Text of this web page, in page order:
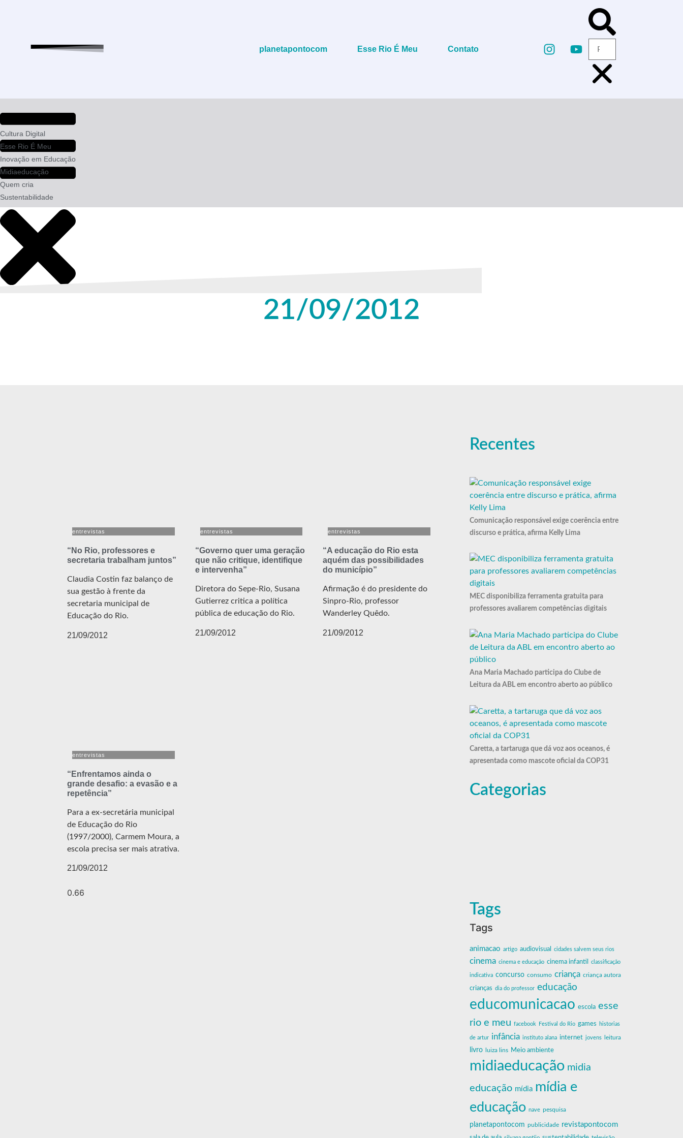
planetapontocom Esse Rio É Meu Contato
Cultura Digital
Esse Rio É Meu
Inovação em Educação
Midiaeducação
Quem cria
Sustentabilidade
21/09/2012
entrevistas
“No Rio, professores e
secretaria trabalham juntos”
Claudia Costin faz balanço de
sua gestão à frente da
secretaria municipal de
Educação do Rio.
21/09/2012
entrevistas
“Governo quer uma geração
que não critique, identifique
e intervenha”
Diretora do Sepe-Rio, Susana
Gutierrez critica a política
pública de educação do Rio.
21/09/2012
entrevistas
“A educação do Rio esta
aquém das possibilidades
do município”
Afirmação é do presidente do
Sinpro-Rio, professor
Wanderley Quêdo.
21/09/2012
entrevistas
“Enfrentamos ainda o
grande desafio: a evasão e a
repetência”
Para a ex-secretária municipal
de Educação do Rio
(1997/2000), Carmem Moura, a
escola precisa ser mais atrativa.
21/09/2012
Recentes
Comunicação responsável exige coerência entre
discurso e prática, afirma Kelly Lima
MEC disponibiliza ferramenta gratuita para
professores avaliarem competências digitais
Ana Maria Machado participa do Clube de
Leitura da ABL em encontro aberto ao público
Caretta, a tartaruga que dá voz aos oceanos, é
apresentada como mascote oficial da COP31
Categorias
Tags
Tags
animacao artigo audiovisual cidades salvem seus rios
cinema cinema e educação cinema infantil classificação
indicativa concurso consumo criança criança autora
crianças dia do professor educação
educomunicacao escola esse
rio e meu facebook Festival do Rio games historias
de artur infância instituto alana internet jovens leitura
livro luiza lins Meio ambiente
midiaeducação midia
educação mídia mídia e
educação nave pesquisa
planetapontocom publicidade revistapontocom